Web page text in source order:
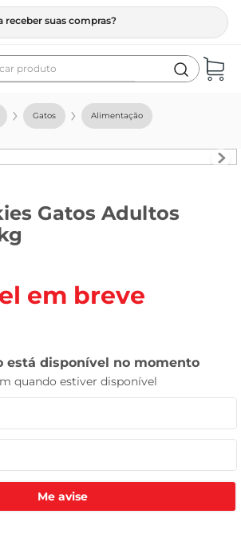
receber suas compras?
produto
Gatos Alimentação
Gatos Adultos
em breve
Me avise